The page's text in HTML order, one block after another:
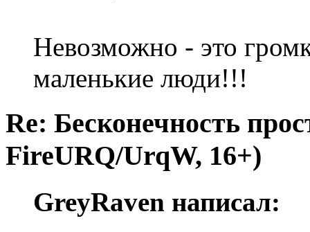
Невозможно - это
маленькие люди!!!
Re: Бесконечность
FireURQ/UrqW, 16+)
GreyRaven написал: